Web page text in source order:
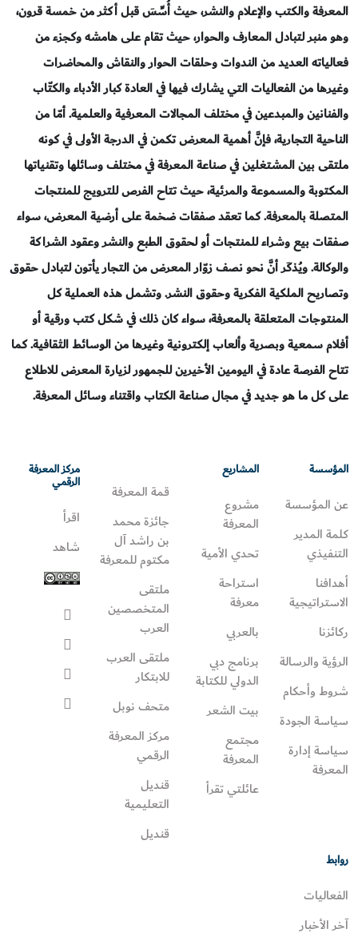
المعرفة والكتب والإعلام والنشر، حيث أُسِّسَ قبل أكثر من خمسة قرون،
وهو منبر لتبادل المعارف والحوار، حيث تقام على هامشه وكجزء من
فعالياته العديد من الندوات وحلقات الحوار والنقاش والمحاضرات
وغيرها من الفعاليات التي يشارك فيها في العادة كبار الأدباء والكتّاب
والفنانين والمبدعين في مختلف المجالات المعرفية والعلمية. أمّا من
الناحية التجارية، فإنَّ أهمية المعرض تكمن في الدرجة الأولى في كونه
ملتقى بين المشتغلين في صناعة المعرفة في مختلف وسائلها وتقنياتها
المكتوبة والمسموعة والمرئية، حيث تتاح الفرص للترويج للمنتجات
المتصلة بالمعرفة. كما تعقد صفقات ضخمة على أرضية المعرض، سواء
صفقات بيع وشراء للمنتجات أو لحقوق الطبع والنشر وعقود الشراكة
والوكالة. ويُذكَر أنَّ نحو نصف زوّار المعرض من التجار يأتون لتبادل حقوق
وتصاريح الملكية الفكرية وحقوق النشر. وتشمل هذه العملية كل
المنتوجات المتعلقة بالمعرفة، سواء كان ذلك في شكل كتب ورقية أو
أفلام سمعية وبصرية وألعاب إلكترونية وغيرها من الوسائط الثقافية. كما
تتاح الفرصة عادة في اليومين الأخيرين للجمهور لزيارة المعرض للاطلاع
على كل ما هو جديد في مجال صناعة الكتاب واقتناء وسائل المعرفة.
المؤسسة
عن المؤسسة
كلمة المدير
التنفيذي
أهدافنا
الاستراتيجية
ركائزنا
الرؤية والرسالة
شروط وأحكام
سياسة الجودة
سياسة إدارة
المعرفة
المشاريع
مشروع
المعرفة
تحدي الأمية
استراحة
معرفة
بالعربي
برنامج دبي
الدولي للكتابة
بيت الشعر
مجتمع
المعرفة
عائلتي تقرأ‎
قمة المعرفة
جائزة محمد
بن راشد آل
مكتوم للمعرفة
ملتقى
المتخصصين
العرب
ملتقى العرب
للابتكار
متحف نوبل
مركز المعرفة
الرقمي
قنديل
التعليمية
قنديل
مركز المعرفة
الرقمي
اقرأ
شاهد
روابط
الفعاليات
آخر الأخبار